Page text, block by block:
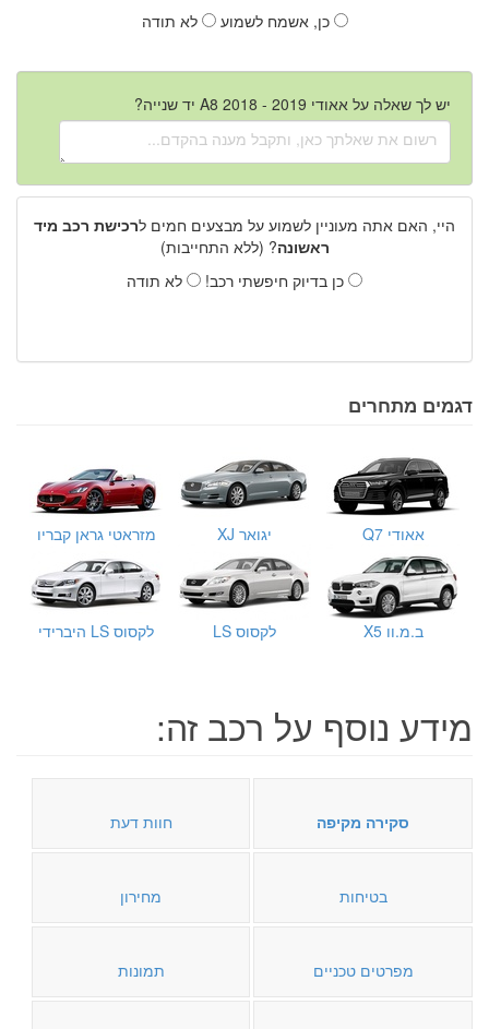
כן, אשמח לשמוע
לא תודה
יש לך שאלה על אאודי A8 2018 - 2019 יד שנייה?
היי, האם אתה מעוניין לשמוע על מבצעים חמים לרכישת רכב מיד
ראשונה? (ללא התחייבות)
כן בדיוק חיפשתי רכב!
לא תודה
דגמים מתחרים
אאודי Q7 יגואר XJ מזראטי גראן קבריו
ב.מ.וו X5 לקסוס LS לקסוס LS היברידי
מידע נוסף על רכב זה:
סקירה מקיפה חוות דעת
בטיחות מחירון
מפרטים טכניים תמונות